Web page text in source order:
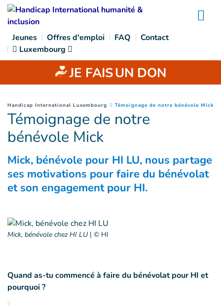
Goto main content
Jeunes Offres d'emploi FAQ
Contact
Luxembourg
JE FAISUN DON
You are here :
Handicap International Luxembourg Témoignage de notre bénévole Mick
Témoignage de notre
bénévole Mick
Mick, bénévole pour HI LU, nous partage
ses motivations pour faire du bénévolat
et son engagement pour HI.
Mick, bénévole chez HI LU | © HI
Quand as-tu commencé à faire du bénévolat pour HI et
pourquoi ?